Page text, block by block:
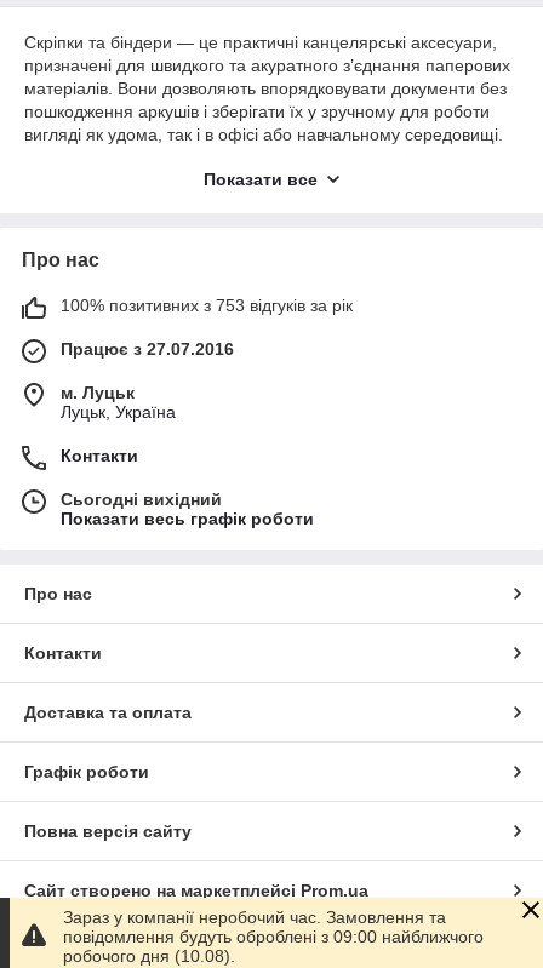
Скріпки та біндери — це практичні канцелярські аксесуари,
призначені для швидкого та акуратного з’єднання паперових
матеріалів. Вони дозволяють впорядковувати документи без
пошкодження аркушів і зберігати їх у зручному для роботи
вигляді як удома, так і в офісі або навчальному середовищі.
У цій категорії представлені скріпки та біндери різних форм,
затискання більш об’ємних стопок
та можуть застосовуватися багаторазово.
Скріпка та біндер стануть у пригоді для сортування
документів, навчальних матеріалів, робочих записів, творчих
проєктів і щоденного паперового обігу. Це універсальні
економити час і організовувати простір максимально зручно.
Показати все
Про нас
100% позитивних з 753 відгуків за рік
Працює з 27.07.2016
м. Луцьк
Луцьк, Україна
Контакти
Сьогодні вихідний
Показати весь графік роботи
Про нас
Контакти
Доставка та оплата
Графік роботи
Повна версія сайту
Сайт створено на маркетплейсі Prom.ua
Політика конфіденційності
Зараз у компанії неробочий час. Замовлення та
повідомлення будуть оброблені з 09:00 найближчого
робочого дня (10.08).